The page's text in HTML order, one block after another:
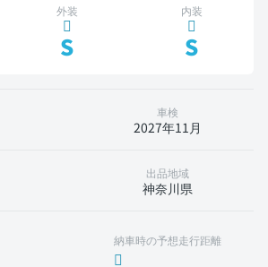
外装
S
内装
S
車検
2027年11月
出品地域
神奈川県
納車時の予想走行距離